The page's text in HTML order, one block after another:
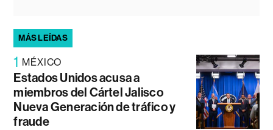
MÁS LEÍDAS
1 MÉXICO
Estados Unidos acusa a
miembros del Cártel Jalisco
Nueva Generación de tráfico y
fraude